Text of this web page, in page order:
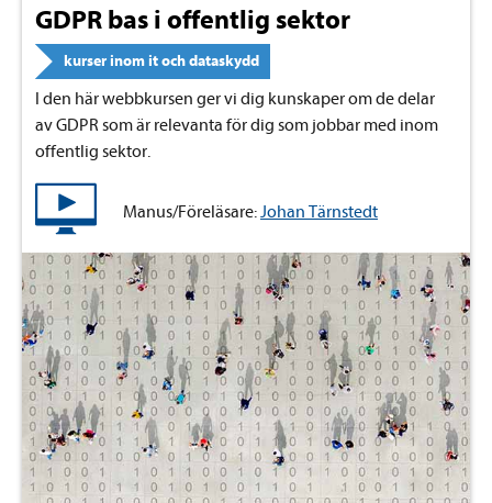
GDPR bas i offentlig sektor
kurser inom it och dataskydd
I den här webbkursen ger vi dig kunskaper om de delar
av GDPR som är relevanta för dig som jobbar med inom
offentlig sektor.
Manus/Föreläsare:Johan Tärnstedt